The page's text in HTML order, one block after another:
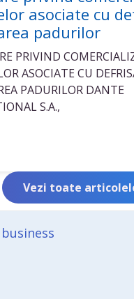
asociate cu
padurilor
PRIVIND
ASOCIATE CU
PADURILOR DANTE
S.A.,
Vezi toate